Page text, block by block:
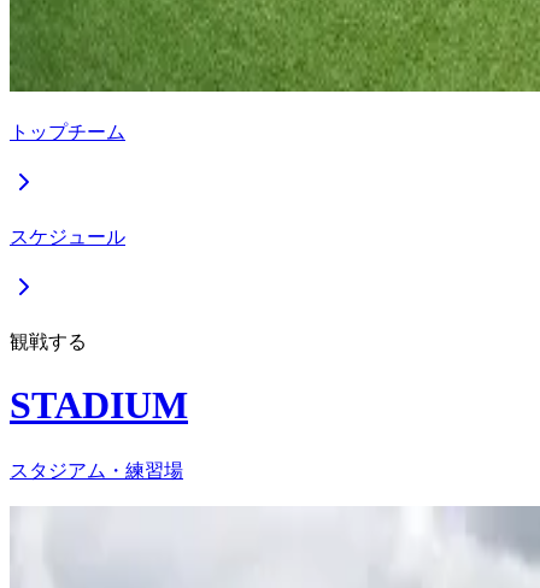
トップチーム
スケジュール
観戦する
STADIUM
スタジアム・練習場